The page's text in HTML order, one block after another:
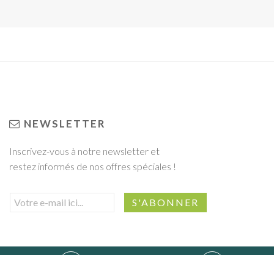
NEWSLETTER
Inscrivez-vous à notre newsletter et
restez informés de nos offres spéciales !